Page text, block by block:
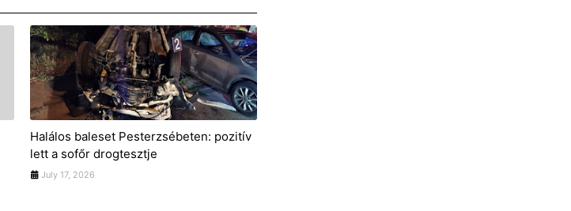
Halálos baleset Pesterzsébeten: pozitív
lett a sofőr drogtesztje
July 17, 2026